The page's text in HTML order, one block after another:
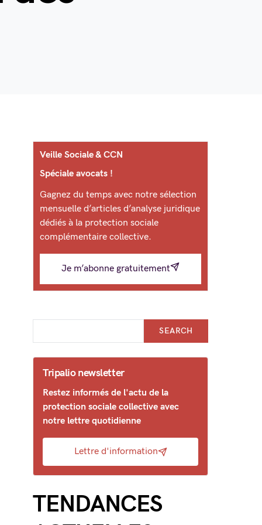
Veille Sociale & CCN
Spéciale avocats !
Gagnez du temps avec notre sélection
mensuelle d’articles d’analyse juridique
dédiés à la protection sociale
complémentaire collective.
Je m’abonne gratuitement
SEARCH
Tripalio newsletter
Restez informés de l'actu de la
protection sociale collective avec
notre lettre quotidienne
Lettre d'information
TENDANCES